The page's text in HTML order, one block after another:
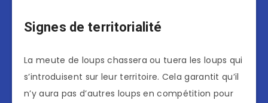
Signes de territorialité
La meute de loups chassera ou tuera les loups qui
s’introduisent sur leur territoire. Cela garantit qu’il
n’y aura pas d’autres loups en compétition pour